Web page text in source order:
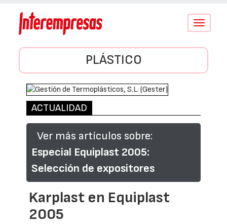
Conmutar
PLÁSTICO
ACTUALIDAD
Ver más artículos sobre:
Especial Equiplast 2005:
Selección de expositores
Karplast en Equiplast
2005